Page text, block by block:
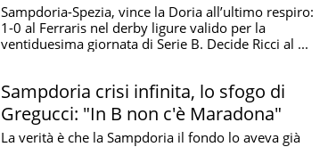
Sampdoria-Spezia, vince la Doria all’ultimo respiro:
1-0 al Ferraris nel derby ligure valido per la
ventiduesima giornata di Serie B. Decide Ricci al ...
Sampdoria crisi infinita, lo sfogo di
Gregucci: "In B non c'è Maradona"
La verità è che la Sampdoria il fondo lo aveva già